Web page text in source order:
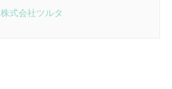
株式会社ツルタ